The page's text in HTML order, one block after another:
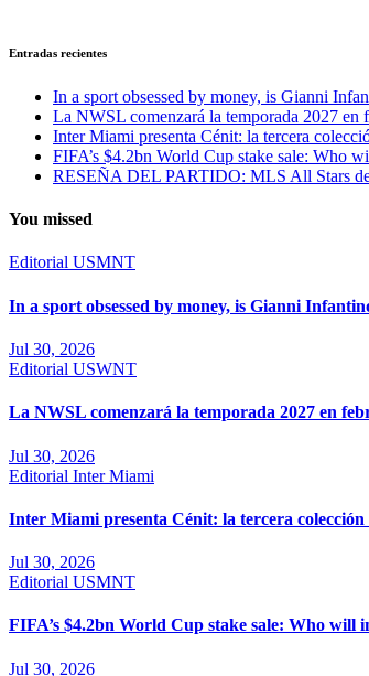
Entradas recientes
In a sport obsessed by money, is Gianni
La NWSL comenzará la temporada 2027 en
Inter Miami presenta Cénit: la tercera
FIFA’s $4.2bn World Cup stake sale: Who
RESEÑA DEL PARTIDO: MLS All Stars
You missed
Editorial USMNT
In a sport obsessed by money, is Gianni
Jul 30, 2026
Editorial USWNT
La NWSL comenzará la temporada 2027 en
Jul 30, 2026
Editorial Inter Miami
Inter Miami presenta Cénit: la tercera
Jul 30, 2026
Editorial USMNT
FIFA’s $4.2bn World Cup stake sale: Who will
Jul 30, 2026